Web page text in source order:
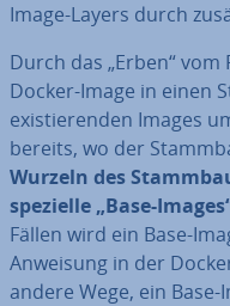
Image-Layers durch
Durch das „Erben“
Docker-Image in einen
exis­tie­ren­den Images
bereits, wo der
Wurzeln des
spezielle „Base-
Fällen wird ein Base-
Anweisung in der
andere Wege, ein